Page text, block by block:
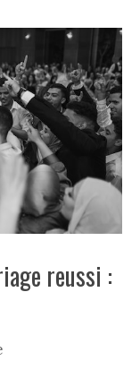
reussi :